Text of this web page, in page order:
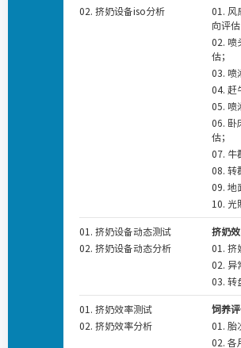
02. 挤奶设备iso分析
01. 风
向评估
02. 喷
估；
03. 喷
04. 赶
05. 喷
06. 卧
估；
07. 牛
08. 转
09. 地
10. 光
01. 挤奶设备动态测试
02. 挤奶设备动态分析
挤奶效
01. 挤
02. 异
03. 转
01. 挤奶效率测试
02. 挤奶效率分析
饲养评
01. 胎
02. 各